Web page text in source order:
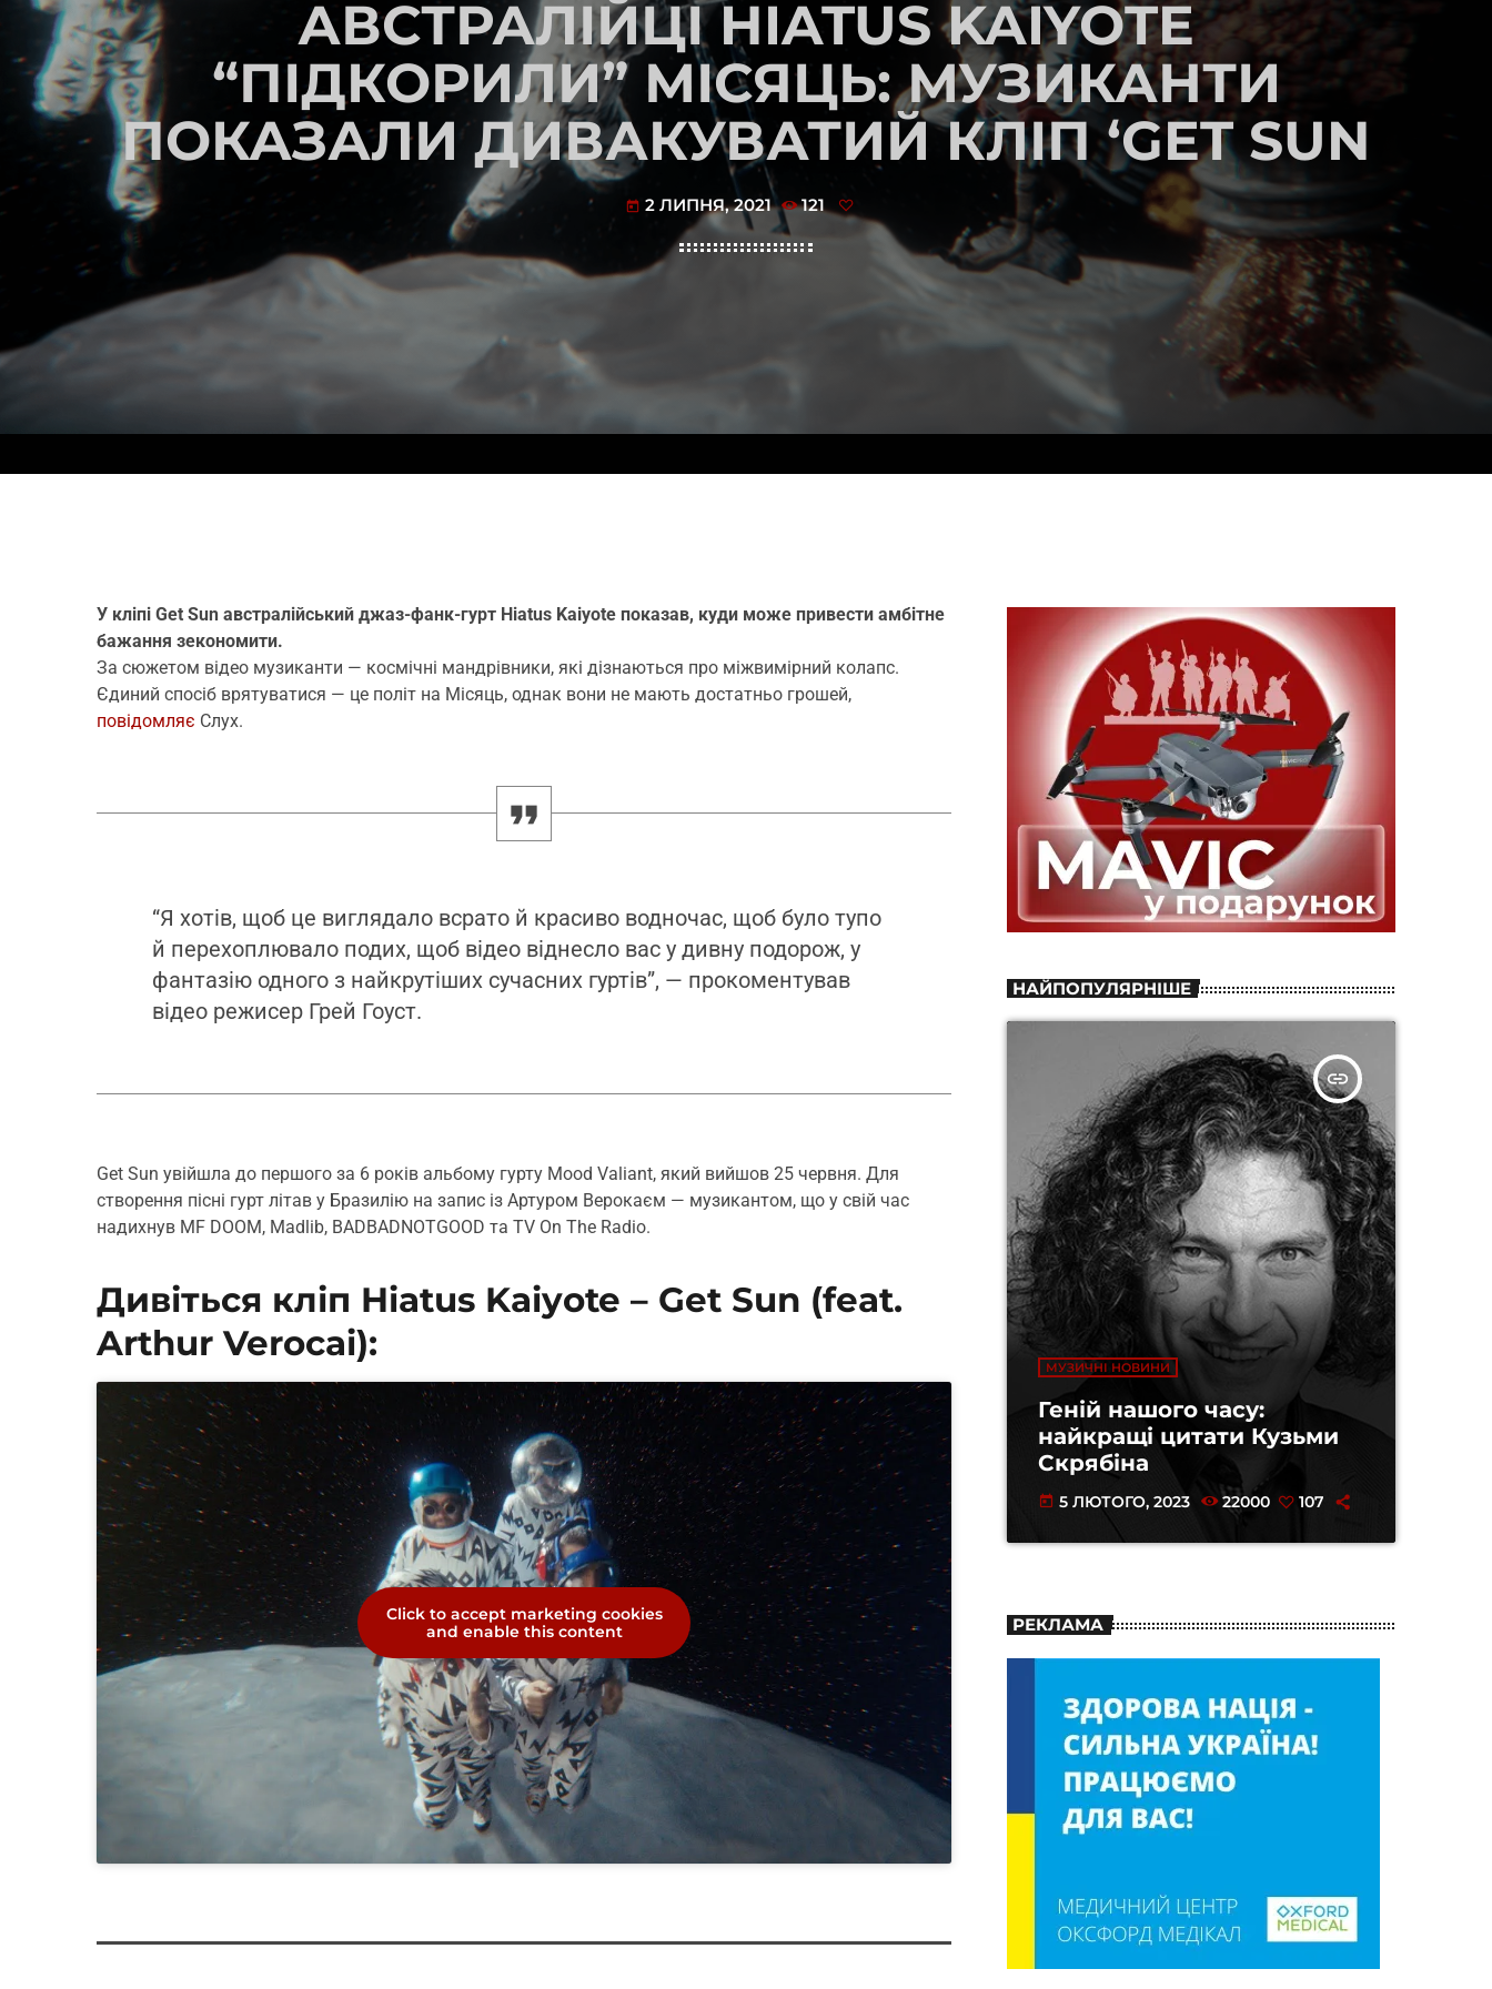
АВСТРАЛІЙЦІ HIATUS KAIYOTE
“ПІДКОРИЛИ” МІСЯЦЬ: МУЗИКАНТИ
ПОКАЗАЛИ ДИВАКУВАТИЙ КЛІП ‘GET SUN
today 2 ЛИПНЯ, 2021 121
У кліпі Get Sun австралійський джаз-фанк-гурт Hiatus Kaiyote показав, куди може привести амбітне
бажання зекономити.
За сюжетом відео музиканти — космічні мандрівники, які дізнаються про міжвимірний колапс.
Єдиний спосіб врятуватися — це політ на Місяць, однак вони не мають достатньо грошей,
повідомляє Слух.
“Я хотів, щоб це виглядало всрато й красиво водночас, щоб було тупо
й перехоплювало подих, щоб відео віднесло вас у дивну подорож, у
фантазію одного з найкрутіших сучасних гуртів”, — прокоментував
відео режисер Грей Гоуст.
Get Sun увійшла до першого за 6 років альбому гурту Mood Valiant, який вийшов 25 червня. Для
створення пісні гурт літав у Бразилію на запис із Артуром Верокаєм — музикантом, що у свій час
надихнув MF DOOM, Madlib, BADBADNOTGOOD та TV On The Radio.
Дивіться кліп Hiatus Kaiyote – Get Sun (feat.
Arthur Verocai):
Click to accept marketing cookies
and enable this content
НАЙПОПУЛЯРНІШЕ
insert_link
МУЗИЧНІ НОВИНИ
Геній нашого часу:
найкращі цитати Кузьми
Скрябіна
today 5 ЛЮТОГО, 2023 22000 107
РЕКЛАМА